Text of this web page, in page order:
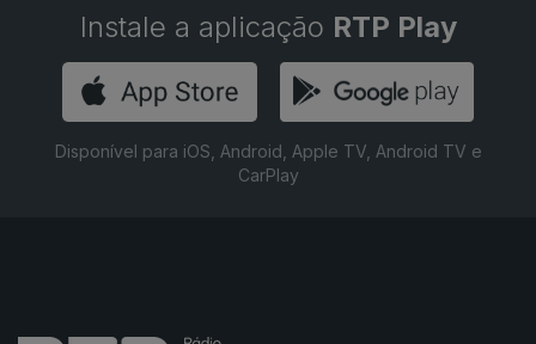
Instale a aplicação RTP Play
Disponível para iOS, Android, Apple TV, Android TV e
CarPlay